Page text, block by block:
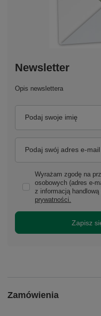
Newsletter
Opis newslettera
Podaj swoje imię
Podaj swój adres e-mail
Wyrażam zgodę na
osobowych (adres e-
z informacją
prywatności.
Zapisz
Zamówienia